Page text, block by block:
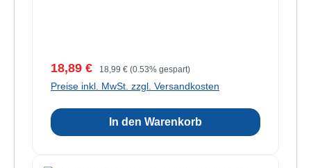
Verkaufspreis:
18,89 € Regulärer Preis:
18,99 € (0.53% gespart)
Preise inkl. MwSt. zzgl. Versandkosten
In den Warenkorb